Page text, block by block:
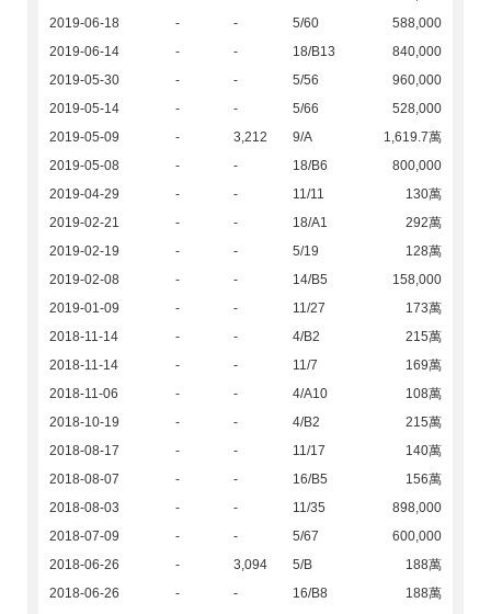
2019-06-18
- - 5/60
588,000
2019-06-14
- - 18/B13
840,000
2019-05-30
- - 5/56
960,000
2019-05-14
- - 5/66
528,000
2019-05-09
- 3,212 9/A
1,619.7萬
2019-05-08
- - 18/B6
800,000
2019-04-29
- - 11/11
130萬
2019-02-21
- - 18/A1
292萬
2019-02-19
- - 5/19
128萬
2019-02-08
- - 14/B5
158,000
2019-01-09
- - 11/27
173萬
2018-11-14
- - 4/B2
215萬
2018-11-14
- - 11/7
169萬
2018-11-06
- - 4/A10
108萬
2018-10-19
- - 4/B2
215萬
2018-08-17
- - 11/17
140萬
2018-08-07
- - 16/B5
156萬
2018-08-03
- - 11/35
898,000
2018-07-09
- - 5/67
600,000
2018-06-26
- 3,094 5/B
188萬
2018-06-26
- - 16/B8
188萬